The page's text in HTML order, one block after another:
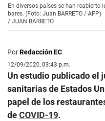
En diversos países se han
bares. (Foto: Juan BARRETO / AFP)
/ JUAN BARRETO
PorRedacción EC
12/09/2020, 03:43 p.m.
Un estudio publicado el
sanitarias de Estados
papel de los
deCOVID-19.